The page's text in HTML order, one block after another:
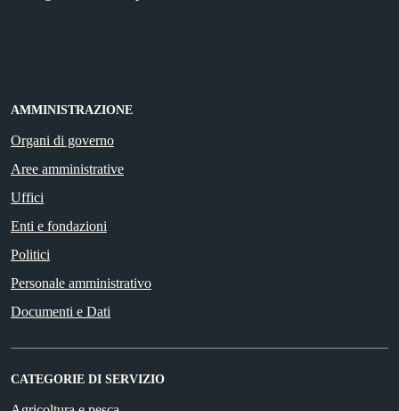
AMMINISTRAZIONE
Organi di governo
Aree amministrative
Uffici
Enti e fondazioni
Politici
Personale amministrativo
Documenti e Dati
CATEGORIE DI SERVIZIO